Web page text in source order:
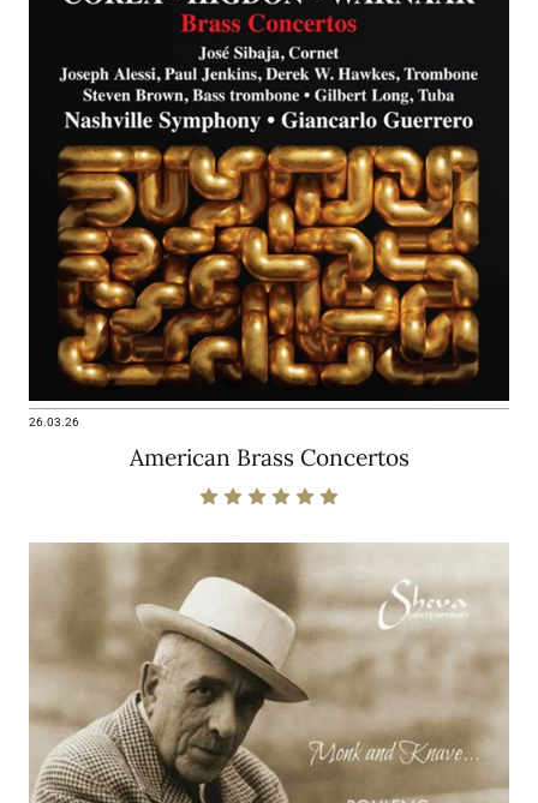
26.03.26
American Brass Concertos